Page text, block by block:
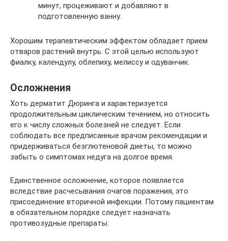
минут, процеживают и добавляют в
подготовленную ванну.
Хорошим терапевтическим эффектом обладает прием
отваров растений внутрь. С этой целью используют
фиалку, календулу, облепиху, мелиссу и одуванчик.
Осложнения
Хоть дерматит Дюринга и характеризуется
продолжительным циклическим течением, но относить
его к числу сложных болезней не следует. Если
соблюдать все предписанные врачом рекомендации и
придерживаться безглютеновой диеты, то можно
забыть о симптомах недуга на долгое время.
Единственное осложнение, которое появляется
вследствие расчесывания очагов поражения, это
присоединение вторичной инфекции. Потому пациентам
в обязательном порядке следует назначать
противозудные препараты.